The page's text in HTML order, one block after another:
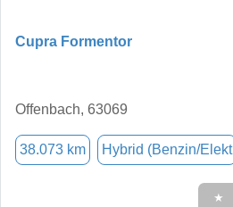
Cupra Formentor
Offenbach, 63069
38.073 km Hybrid (Benzin/Elekt
★